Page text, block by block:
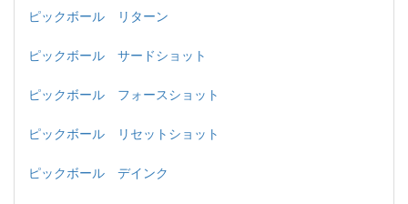
ピックボール リターン
ピックボール サードショット
ピックボール フォースショット
ピックボール リセットショット
ピックボール デインク